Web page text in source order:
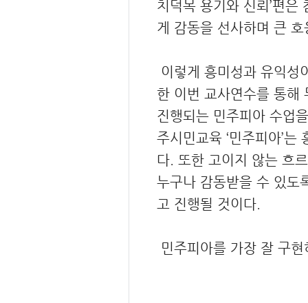
치덕목 용기와 신뢰’편
게 감동을 선사하며 큰
이렇게 흥미성과 유익성
한 이번 교사연수를 통해
진행되는 민주피아 수업
주시민교육 ‘민주피아’
다. 또한 고이지 않는 흐
누구나 감동받을 수 있도
고 진행될 것이다.
민주피아를 가장 잘 구